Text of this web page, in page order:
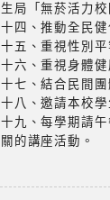
生局「無菸活力
十四、推動全民
十五、重視性別
十六、重視身體
十七、結合民間
十八、邀請本校
十九、每學期請
關的講座活動。